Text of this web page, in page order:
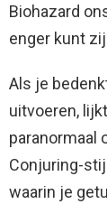
Biohazard
enger kunt
Als je
uitvoeren,
paranormaal
Conjuring-
waarin je